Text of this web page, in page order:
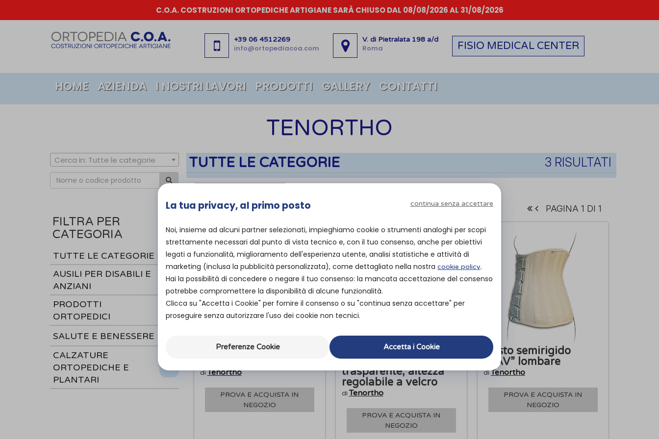
C.O.A. COSTRUZIONI ORTOPEDICHE ARTIGIANE SARÀ CHIUSO DAL 08/08/2026 AL 31/08/2026
+39 06 4512269
info@ortopediacoa.com
V. di Pietralata 198 a/d
Roma FISIO MEDICAL CENTER
HOME AZIENDA I NOSTRI LAVORI PRODOTTI GALLERY CONTATTI
TENORTHO
Cerca in: Tutte le categorie
FILTRA PER
CATEGORIA
TUTTE LE CATEGORIE
AUSILI PER DISABILI E
ANZIANI
PRODOTTI
ORTOPEDICI
SALUTE E BENESSERE
CALZATURE
ORTOPEDICHE E
PLANTARI
TUTTE LE CATEGORIE 3 RISULTATI
PAGINA 1 DI 1
Busto semirigido
diTenortho
PROVA E ACQUISTA IN
NEGOZIO
Collare cervicale
“NEW SCHANZ”
trasparente, altezza
regolabile a velcro
diTenortho
PROVA E ACQUISTA IN
NEGOZIO
Busto semirigido
“TAV” lombare
diTenortho
PROVA E ACQUISTA IN
NEGOZIO
La tua privacy, al primo posto continua senza accettare
Noi, insieme ad alcuni partner selezionati, impieghiamo cookie o strumenti analoghi per scopi
strettamente necessari dal punto di vista tecnico e, con il tuo consenso, anche per obiettivi
legati a funzionalità, miglioramento dell'esperienza utente, analisi statistiche e attività di
marketing (inclusa la pubblicità personalizzata), come dettagliato nella nostra cookie policy.
Hai la possibilità di concedere o negare il tuo consenso: la mancata accettazione del consenso
potrebbe compromettere la disponibilità di alcune funzionalità.
Clicca su "Accetta i Cookie" per fornire il consenso o su "continua senza accettare" per
proseguire senza autorizzare l'uso dei cookie non tecnici.
Preferenze Cookie Accetta i Cookie